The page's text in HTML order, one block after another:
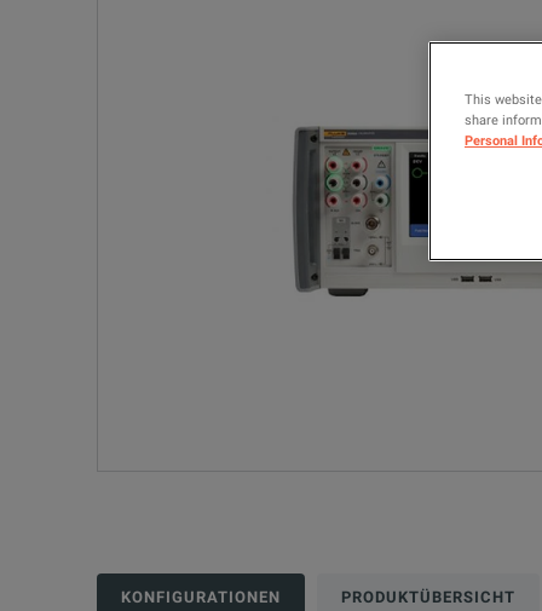
KONFIGURATIONEN PRODUKTÜBERSICHT
This
share
Personal